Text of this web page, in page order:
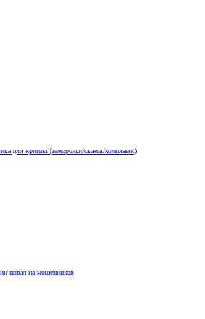
для крипты (заморозки/скамы/комплаенс)
попал на мошенников